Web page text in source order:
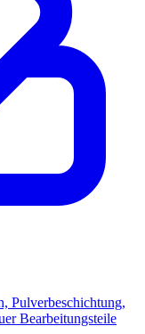
Pulverbeschichtung,
Bearbeitungsteile